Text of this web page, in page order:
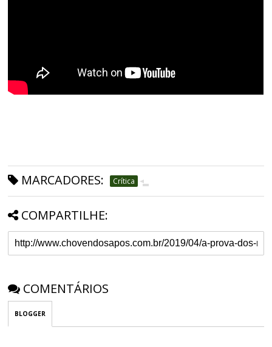
MARCADORES: Crítica
COMPARTILHE:
COMENTÁRIOS
BLOGGER